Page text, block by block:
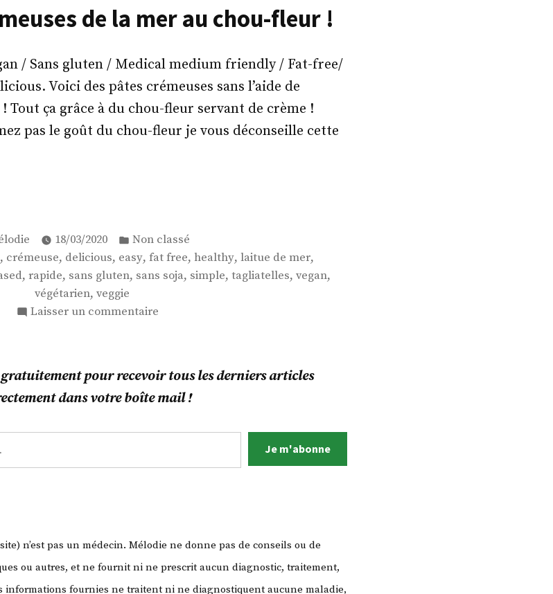
de
crémeuse
aux
radis
et
petits
de la mer au chou-fleur !
/ Sans gluten / Medical medium friendly / Fat-free/
Voici des pâtes crémeuses sans l’aide de
Tout ça grâce à du chou-fleur servant de crème !
pas le goût du chou-fleur je vous déconseille cette
18/03/2020
Publié
dans
Non classé
, crémeuse, delicious, easy, fat free, healthy, laitue de mer,
, rapide, sans gluten, sans soja, simple, tagliatelles, vegan,
végétarien, veggie
Laisser un commentairesur
la
mer
chou-
pour recevoir tous les derniers articles
dans votre boîte mail !
Je m'abonne
n’est pas un médecin. Mélodie ne donne pas de conseils ou de
ou autres, et ne fournit ni ne prescrit aucun diagnostic, traitement,
informations fournies ne traitent ni ne diagnostiquent aucune maladie,